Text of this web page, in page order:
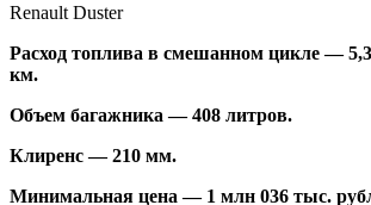
Renault Duster
Расход топлива в смешанном цикле —
км.
Объем багажника — 408 литров.
Клиренс — 210 мм.
Минимальная цена — 1 млн 036 тыс.